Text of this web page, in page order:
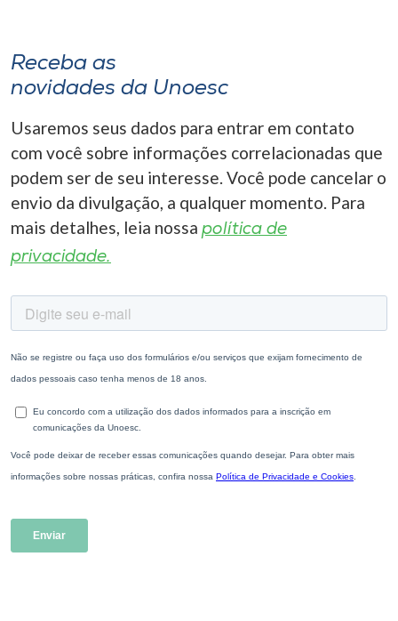
Receba as
novidades da Unoesc
Usaremos seus dados para entrar em contato
com você sobre informações correlacionadas que
podem ser de seu interesse. Você pode cancelar o
envio da divulgação, a qualquer momento. Para
mais detalhes, leia nossa política de
privacidade.